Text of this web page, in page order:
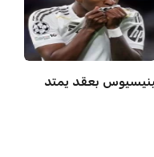
بعقد يمتد